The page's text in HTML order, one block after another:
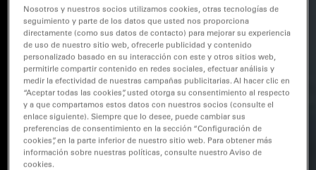
Nosotros y nuestros socios utilizamos cookies, otras tecnologías de
seguimiento y parte de los datos que usted nos proporciona
directamente (como sus datos de contacto) para mejorar su experiencia
de uso de nuestro sitio web, ofrecerle publicidad y contenido
personalizado basado en su interacción con este y otros sitios web,
permitirle compartir contenido en redes sociales, efectuar análisis y
medir la efectividad de nuestras campañas publicitarias. Al hacer clic en
“Aceptar todas las cookies”, usted otorga su consentimiento al respecto
y a que compartamos estos datos con nuestros socios (consulte el
enlace siguiente). Siempre que lo desee, puede cambiar sus
preferencias de consentimiento en la sección “Configuración de
cookies”, en la parte inferior de nuestro sitio web. Para obtener más
información sobre nuestras políticas, consulte nuestro Aviso de
cookies.